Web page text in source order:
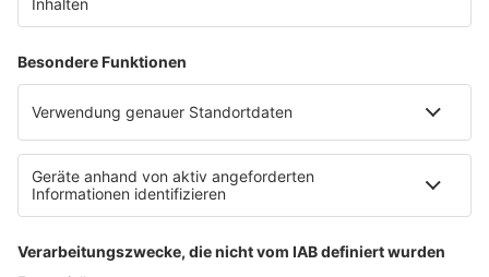
Kontakt
Datenschutz
Datenschutz Facebook & Instagram-Fanpage
Datenschutzeinstellungen
Allgemeine Teilnahmebedingungen
Werbung schalten
80s80s.de